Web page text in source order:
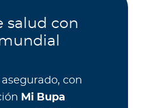
salud con
con
Mi Bupa